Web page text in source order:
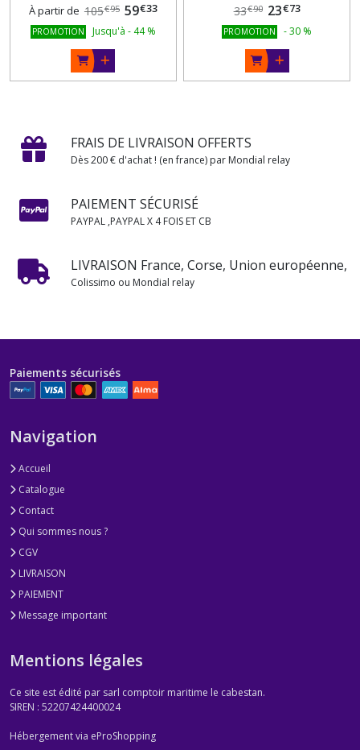
À partir de 105€95 59€33
PROMOTION Jusqu'à - 44 %
33€90 23€73
PROMOTION -30 %
FRAIS DE LIVRAISON OFFERTS
Dès 200 € d'achat ! (en france) par Mondial relay
PAIEMENT SÉCURISÉ
PAYPAL ,PAYPAL X 4 FOIS ET CB
LIVRAISON France, Corse, Union européenne,
Colissimo ou Mondial relay
Paiements sécurisés
Navigation
Accueil
Catalogue
Contact
Qui sommes nous ?
CGV
LIVRAISON
PAIEMENT
Message important
Mentions légales
Ce site est édité par sarl comptoir maritime le cabestan.
SIREN : 52207424400024
Hébergement via eProShopping